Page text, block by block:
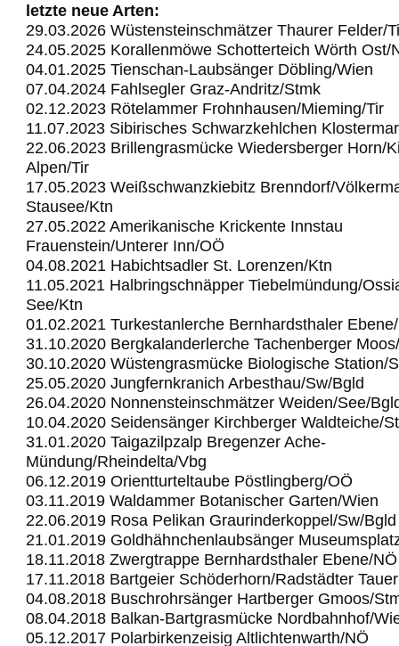
letzte neue Arten:
29.03.2026 Wüstensteinschmätzer Thaurer Felder/
24.05.2025 Korallenmöwe Schotterteich Wörth Ost/
04.01.2025 Tienschan-Laubsänger Döbling/Wien
07.04.2024 Fahlsegler Graz-Andritz/Stmk
02.12.2023 Rötelammer Frohnhausen/Mieming/Tir
11.07.2023 Sibirisches Schwarzkehlchen
22.06.2023 Brillengrasmücke Wiedersberger Horn/
Alpen/Tir
17.05.2023 Weißschwanzkiebitz Brenndorf/
Stausee/Ktn
27.05.2022 Amerikanische Krickente Innstau
Frauenstein/Unterer Inn/OÖ
04.08.2021 Habichtsadler St. Lorenzen/Ktn
11.05.2021 Halbringschnäpper Tiebelmündung/
See/Ktn
01.02.2021 Turkestanlerche Bernhardsthaler
31.10.2020 Bergkalanderlerche Tachenberger
30.10.2020 Wüstengrasmücke Biologische Station/
25.05.2020 Jungfernkranich Arbesthau/Sw/Bgld
26.04.2020 Nonnensteinschmätzer Weiden/See/
10.04.2020 Seidensänger Kirchberger Waldteiche/
31.01.2020 Taigazilpzalp Bregenzer Ache-
Mündung/Rheindelta/Vbg
06.12.2019 Orientturteltaube Pöstlingberg/OÖ
03.11.2019 Waldammer Botanischer Garten/Wien
22.06.2019 Rosa Pelikan Graurinderkoppel/Sw/Bgld
21.01.2019 Goldhähnchenlaubsänger
18.11.2018 Zwergtrappe Bernhardsthaler Ebene/NÖ
17.11.2018 Bartgeier Schöderhorn/Radstädter
04.08.2018 Buschrohrsänger Hartberger Gmoos/
08.04.2018 Balkan-Bartgrasmücke Nordbahnhof/
05.12.2017 Polarbirkenzeisig Altlichtenwarth/NÖ